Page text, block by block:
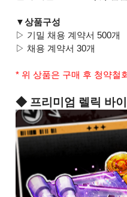
▼상품구성
▷ 기밀 채용 계약서 500개
▷ 채용 계약서 30개
* 위 상품은 구매 후 청약철
◆ 프리미엄 렐릭 바이